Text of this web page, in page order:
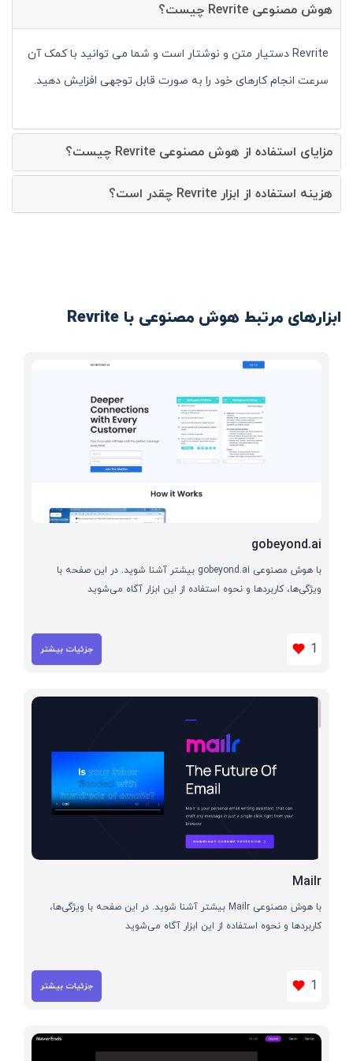
هوش مصنوعی Revrite چیست؟
Revrite دستیار متن و نوشتار است و شما می توانید با کمک آن
سرعت انجام کارهای خود را به صورت قابل توجهی افزایش دهید.
مزایای استفاده از هوش مصنوعی Revrite چیست؟
هزینه استفاده از ابزار Revrite چقدر است؟
ابزارهای مرتبط هوش مصنوعی با Revrite
gobeyond.ai
با هوش مصنوعی gobeyond.ai بیشتر آشنا شوید. در این صفحه با
ویژگی‌ها، کاربردها و نحوه استفاده از این ابزار آگاه می‌شوید
1 جزئیات بیشتر
Mailr
با هوش مصنوعی Mailr بیشتر آشنا شوید. در این صفحه با ویژگی‌ها،
کاربردها و نحوه استفاده از این ابزار آگاه می‌شوید
1 جزئیات بیشتر